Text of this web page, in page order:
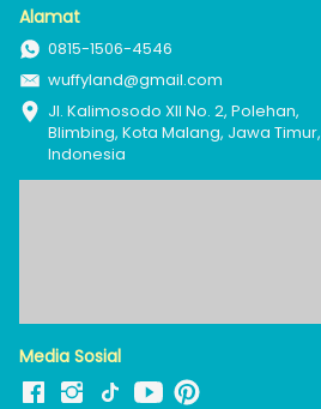
Alamat
0815-1506-4546
wuffyland@gmail.com
Jl. Kalimosodo XII No. 2, Polehan,
Blimbing, Kota Malang, Jawa Timur,
Indonesia
Media Sosial